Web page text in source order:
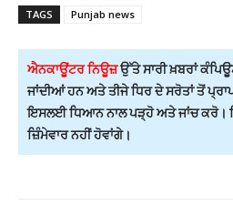
TAGS Punjab news
ਐਨਕਾਊਂਟਰ ਨਿਊਜ਼ਉੱਤੇ ਸਾਰੀ ਖ਼ਬਰਾਂ
ਜਾਂਦੀਆਂ ਹਨ ਅਤੇ ਤੀਜੇ ਧਿਰ ਦੇ ਸਰੋਤਾਂ ਤੋਂ
ਇਸਲਈ ਧਿਆਨ ਨਾਲ ਪੜ੍ਹੋ ਅਤੇ ਜਾਂਚ ਕਰੋ।
ਜ਼ਿੰਮੇਵਾਰ ਨਹੀਂ ਹੋਵਾਂਗੇ।